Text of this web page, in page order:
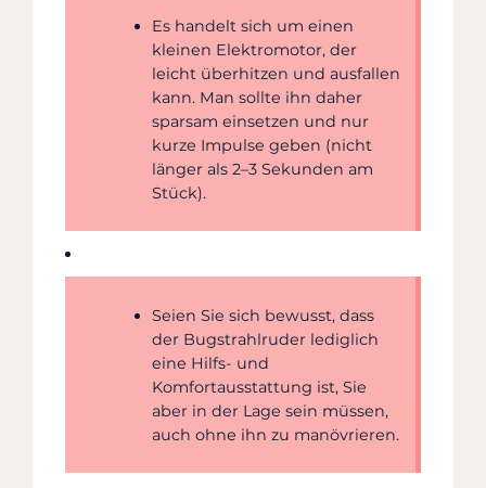
Es handelt sich um einen
kleinen Elektromotor, der
leicht überhitzen und ausfallen
kann. Man sollte ihn daher
sparsam einsetzen und nur
kurze Impulse geben (nicht
länger als 2–3 Sekunden am
Stück).
Seien Sie sich bewusst, dass
der Bugstrahlruder lediglich
eine Hilfs- und
Komfortausstattung ist, Sie
aber in der Lage sein müssen,
auch ohne ihn zu manövrieren.